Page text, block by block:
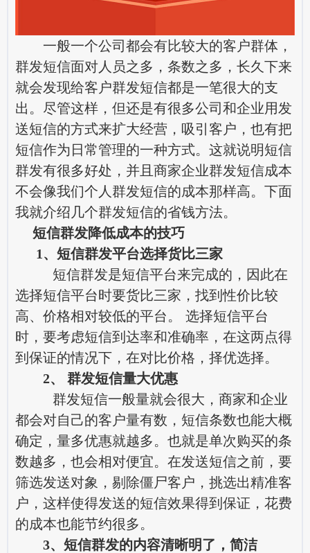
一般一个公司都会有比较大的客户群体，
群发短信面对人员之多，条数之多，长久下来
就会发现给客户群发短信都是一笔很大的支
出。尽管这样，但还是有很多公司和企业用发
送短信的方式来扩大经营，吸引客户，也有把
短信作为日常管理的一种方式。这就说明短信
群发有很多好处，并且商家企业群发短信成本
不会像我们个人群发短信的成本那样高。下面
我就介绍几个群发短信的省钱方法。
短信群发降低成本的技巧
1、短信群发平台选择货比三家
短信群发是短信平台来完成的，因此在
选择短信平台时要货比三家，找到性价比较
高、价格相对较低的平台。 选择短信平台
时，要考虑短信到达率和准确率，在这两点得
到保证的情况下，在对比价格，择优选择。
2、 群发短信量大优惠
群发短信一般量就会很大，商家和企业
都会对自己的客户量有数，短信条数也能大概
确定，量多优惠就越多。也就是单次购买的条
数越多，也会相对便宜。在发送短信之前，要
筛选发送对象，剔除僵尸客户，挑选出精准客
户，这样使得发送的短信效果得到保证，花费
的成本也能节约很多。
3、短信群发的内容清晰明了，简洁